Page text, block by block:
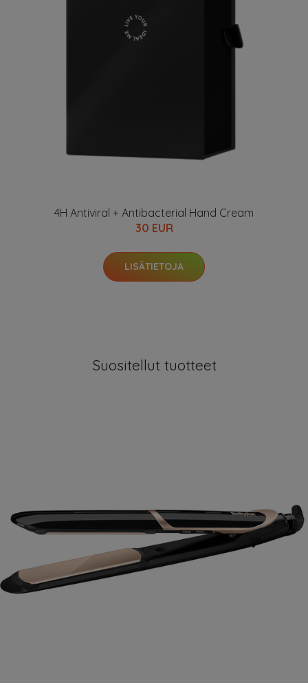
4H Antiviral + Antibacterial Hand Cream
30 EUR
LISÄTIETOJA
Suositellut tuotteet